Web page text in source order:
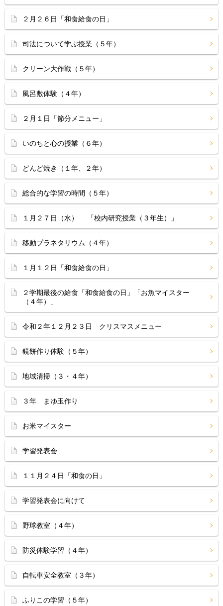
２月２６日「和食給食の日」
司法について学ぶ授業（５年）
クリーン大作戦（５年）
風呂敷体験（４年）
２月１日「節分メニュー」
いのちと心の授業（６年）
どんど焼き（１年、２年）
総合的な学習の時間（５年）
１月２７日（水） 「校内研究授業（３年生）」
移動プラネタリウム（４年）
１月１２日「和食給食の日」
２学期最後の給食「和食給食の日」「お魚マイスター
（４年）」
令和２年１２月２３日 クリスマスメニュー
鏡餅作り体験（５年）
地域清掃（３・４年）
３年 まゆ玉作り
お米マイスター
学習発表会
１１月２４日「和食の日」
学習発表会に向けて
野球教室（４年）
防災体験学習（４年）
自転車安全教室（３年）
ふりこの学習（５年）